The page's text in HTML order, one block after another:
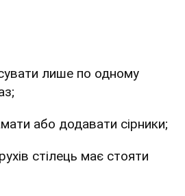
лише по одному
або додавати сірники;
стілець має стояти